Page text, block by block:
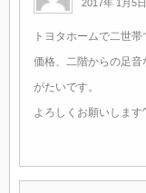
2017年 1月5日
トヨタホームで二世帯
価格、二階からの足音
がたいです。
よろしくお願いします